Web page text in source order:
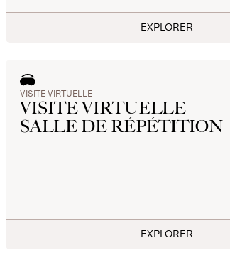
EXPLORER
VISITE VIRTUELLE
VISITE VIRTUELLE
SALLE DE RÉPÉTITION
EXPLORER